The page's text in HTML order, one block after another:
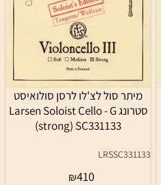
מיתר סול לצ'לו לרסן סולואיסט
סטרונג Larsen Soloist Cello - G
(strong) SC331133
LRSSC331133
₪410